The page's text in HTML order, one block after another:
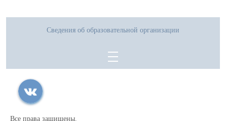
Сведения об образовательной организации
Все права защищены.